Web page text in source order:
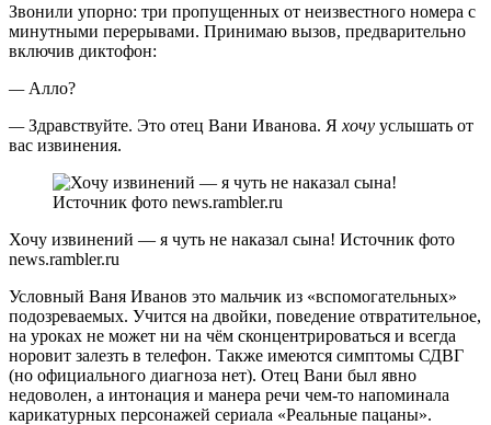
Звонили упорно: три пропущенных от неизвестного номера с
минутными перерывами. Принимаю вызов, предварительно
включив диктофон:
— Алло?
—Здравствуйте. Это отец Вани Иванова. Я хочу услышать от
вас извинения.
Хочу извинений — я чуть не наказал сына! Источник фото
news.rambler.ru
Условный Ваня Иванов это мальчик из «вспомогательных»
подозреваемых. Учится на двойки, поведение отвратительное,
на уроках не может ни на чём сконцентрироваться и всегда
норовит залезть в телефон. Также имеются симптомы СДВГ
(но официального диагноза нет). Отец Вани был явно
недоволен, а интонация и манера речи чем-то напоминала
карикатурных персонажей сериала «Реальные пацаны».